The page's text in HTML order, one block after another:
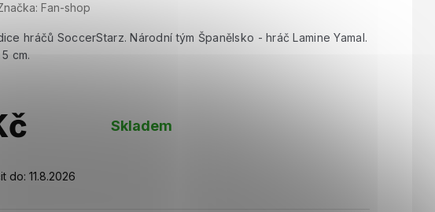
Fan-shop
hráčů SoccerStarz. Národní tým Španělsko - hráč Lamine Yamal.
cm.
Skladem
do: 11.8.2026